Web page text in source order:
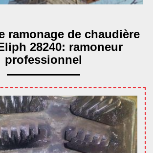
ramonage de chaudière
28240: ramoneur
professionnel